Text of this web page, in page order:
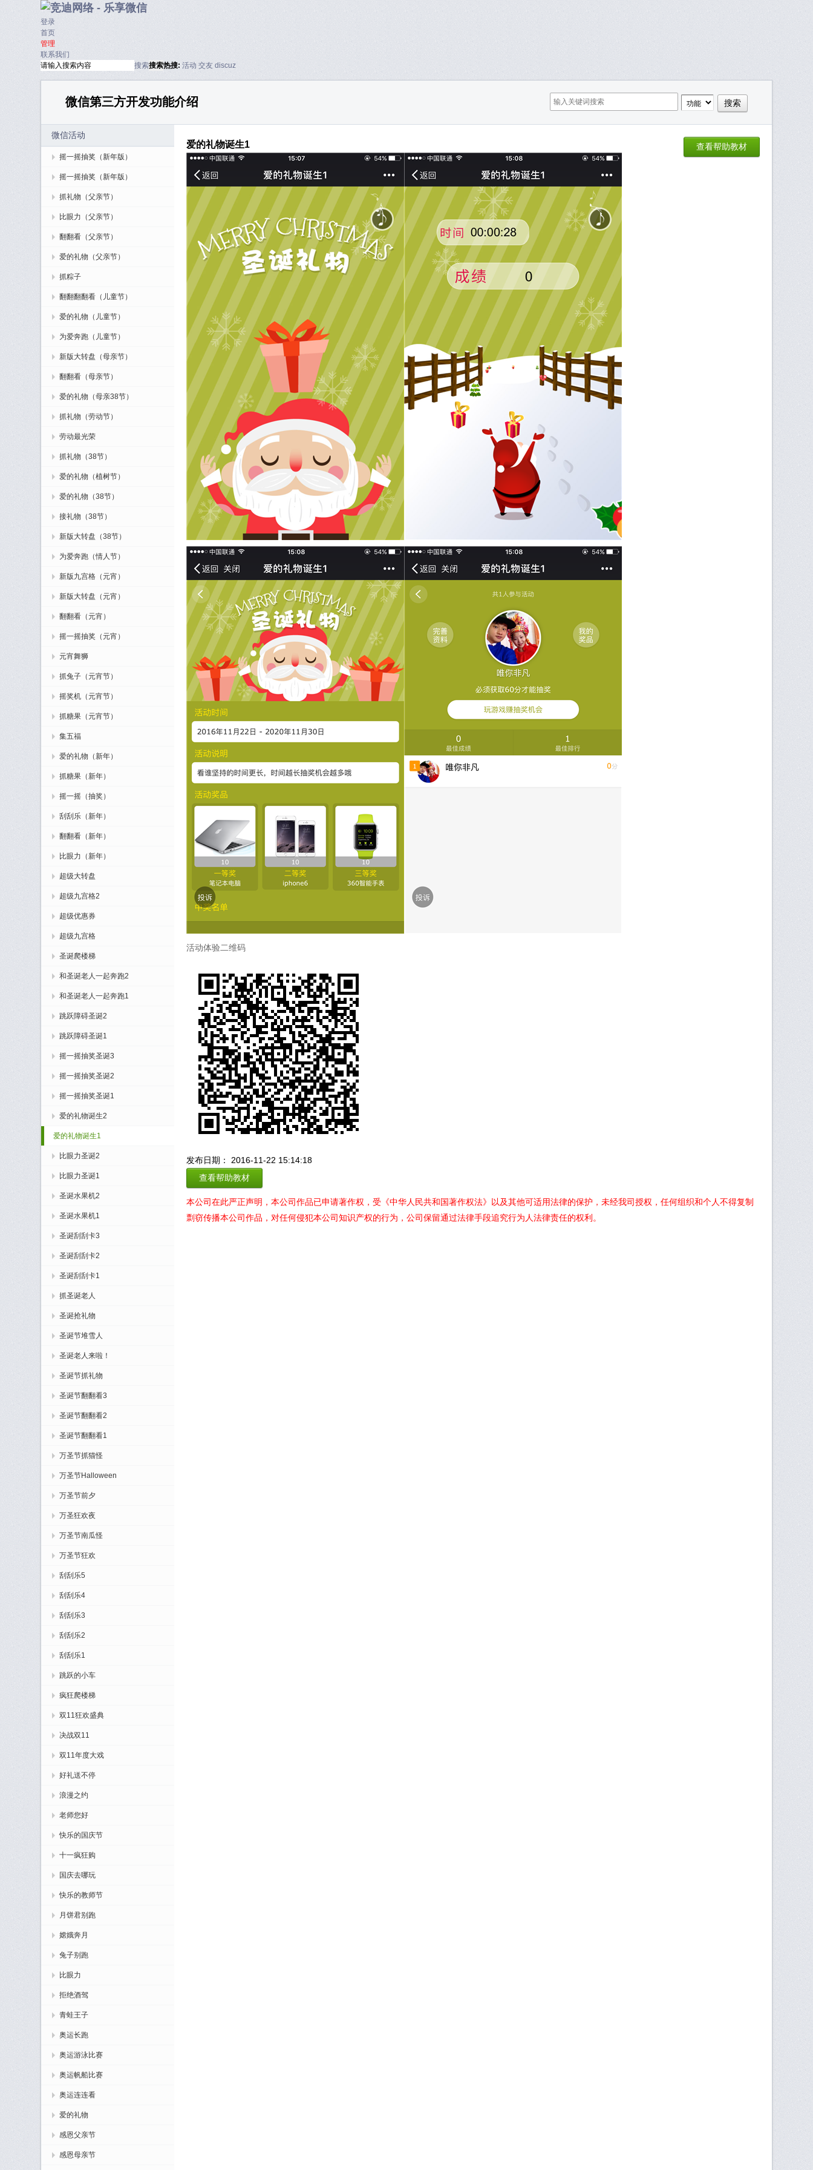
登录
首页
管理
联系我们
搜索搜索热搜: 活动 交友 discuz
微信第三方开发功能介绍
微信活动
摇一摇抽奖（新年版）
摇一摇抽奖（新年版）
抓礼物（父亲节）
比眼力（父亲节）
翻翻看（父亲节）
爱的礼物（父亲节）
抓粽子
翻翻翻翻看（儿童节）
爱的礼物（儿童节）
为爱奔跑（儿童节）
新版大转盘（母亲节）
翻翻看（母亲节）
爱的礼物（母亲38节）
抓礼物（劳动节）
劳动最光荣
抓礼物（38节）
爱的礼物（植树节）
爱的礼物（38节）
接礼物（38节）
新版大转盘（38节）
为爱奔跑（情人节）
新版九宫格（元宵）
新版大转盘（元宵）
翻翻看（元宵）
摇一摇抽奖（元宵）
元宵舞狮
抓兔子（元宵节）
摇奖机（元宵节）
抓糖果（元宵节）
集五福
爱的礼物（新年）
抓糖果（新年）
摇一摇（抽奖）
刮刮乐（新年）
翻翻看（新年）
比眼力（新年）
超级大转盘
超级九宫格2
超级优惠券
超级九宫格
圣诞爬楼梯
和圣诞老人一起奔跑2
和圣诞老人一起奔跑1
跳跃障碍圣诞2
跳跃障碍圣诞1
摇一摇抽奖圣诞3
摇一摇抽奖圣诞2
摇一摇抽奖圣诞1
爱的礼物诞生2
爱的礼物诞生1
比眼力圣诞2
比眼力圣诞1
圣诞水果机2
圣诞水果机1
圣诞刮刮卡3
圣诞刮刮卡2
圣诞刮刮卡1
抓圣诞老人
圣诞抢礼物
圣诞节堆雪人
圣诞老人来啦！
圣诞节抓礼物
圣诞节翻翻看3
圣诞节翻翻看2
圣诞节翻翻看1
万圣节抓猫怪
万圣节Halloween
万圣节前夕
万圣狂欢夜
万圣节南瓜怪
万圣节狂欢
刮刮乐5
刮刮乐4
刮刮乐3
刮刮乐2
刮刮乐1
跳跃的小车
疯狂爬楼梯
双11狂欢盛典
决战双11
双11年度大戏
好礼送不停
浪漫之约
老师您好
快乐的国庆节
十一疯狂购
国庆去哪玩
快乐的教师节
月饼君别跑
嫦娥奔月
兔子别跑
比眼力
拒绝酒驾
青蛙王子
奥运长跑
奥运游泳比赛
奥运帆船比赛
奥运连连看
爱的礼物
感恩父亲节
感恩母亲节
查看帮助教材
爱的礼物诞生1
活动体验二维码
发布日期： 2016-11-22 15:14:18
查看帮助教材
本公司在此严正声明，本公司作品已申请著作权，受《中华人民共和国著作权法》以及其他可适用法律的保护，未经我司授权，任何组织和个人不得复制
剽窃传播本公司作品，对任何侵犯本公司知识产权的行为，公司保留通过法律手段追究行为人法律责任的权利。